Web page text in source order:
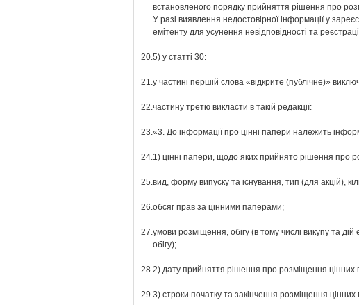
встановленого порядку прийняття рішення про
У разі виявлення недостовірної інформації у
емітенту для усунення невідповідності та
20.5) у статті 30:
21.у частині першій слова «відкрите (публічне)»
22.частину третю викласти в такій редакції:
23.«3. До інформації про цінні папери належить
24.1) цінні папери, щодо яких прийнято рішення про
25.вид, форму випуску та існування, тип (для акцій),
26.обсяг прав за цінними паперами;
27.умови розміщення, обігу (в тому числі викупу та
обігу);
28.2) дату прийняття рішення про розміщення цінних
29.3) строки початку та закінчення розміщення цінних